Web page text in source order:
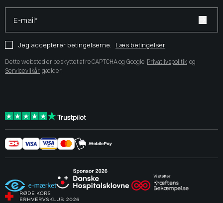
E-mail*
Jeg accepterer betingelserne. Læs betingelser
Dette websted er beskyttet af reCAPTCHA og Google Privatlivspolitik og
Servicevilkår gælder.